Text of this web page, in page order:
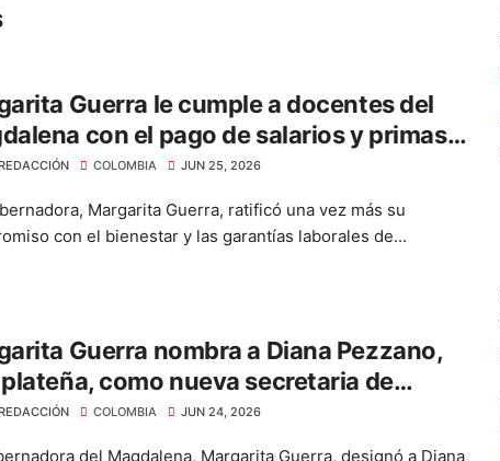
Guerra le cumple a docentes del
con el pago de salarios y primas
de $40.312 millones
COLOMBIA JUN 25, 2026
Margarita Guerra, ratificó una vez más su
con el bienestar y las garantías laborales de...
Guerra nombra a Diana Pezzano,
como nueva secretaria de
Económico
COLOMBIA JUN 24, 2026
del Magdalena, Margarita Guerra, designó a Diana